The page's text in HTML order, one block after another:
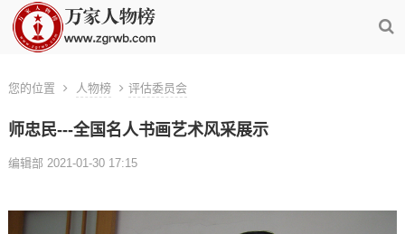
您的位置 人物榜 评估委员会
师忠民---全国名人书画艺术风采展示
编辑部 2021-01-30 17:15